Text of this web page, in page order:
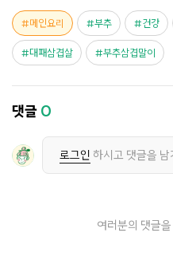
메인요리 부추 건강
대패삼겹살 부추삼겹말이
댓글 0
로그인 하시고 댓글을 남
여러분의 댓글